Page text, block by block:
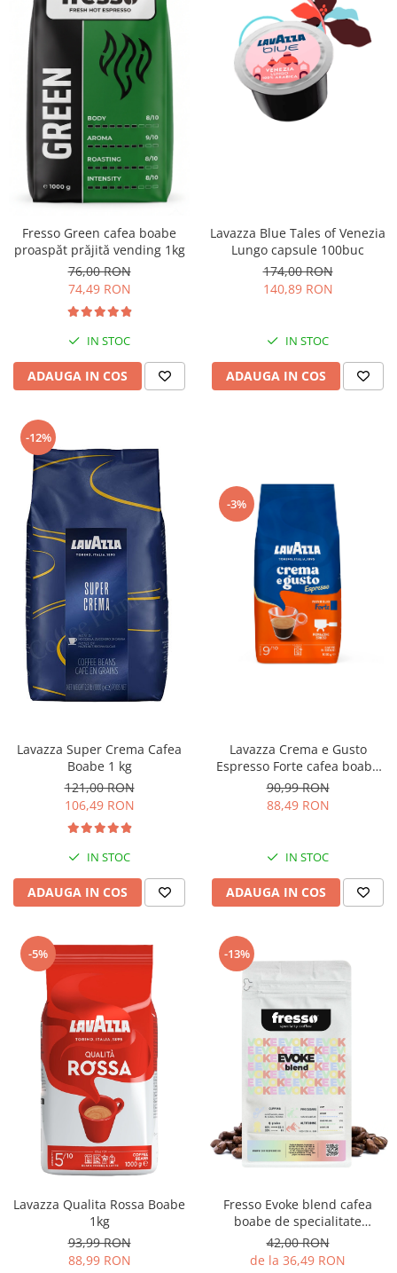
Fresso Green cafea boabe
proaspăt prăjită vending 1kg
76,00 RON
74,49 RON
IN STOC
ADAUGA IN COS
Lavazza Blue Tales of Venezia
Lungo capsule 100buc
174,00 RON
140,89 RON
IN STOC
ADAUGA IN COS
-12%
Lavazza Super Crema Cafea
Boabe 1 kg
121,00 RON
106,49 RON
IN STOC
ADAUGA IN COS
-3%
Lavazza Crema e Gusto
Espresso Forte cafea boabe
1Kg
90,99 RON
88,49 RON
IN STOC
ADAUGA IN COS
-5%
Lavazza Qualita Rossa Boabe
1kg
93,99 RON
88,99 RON
-13%
Fresso Evoke blend cafea
boabe de specialitate
proaspăt prăjită
42,00 RON
de la 36,49 RON